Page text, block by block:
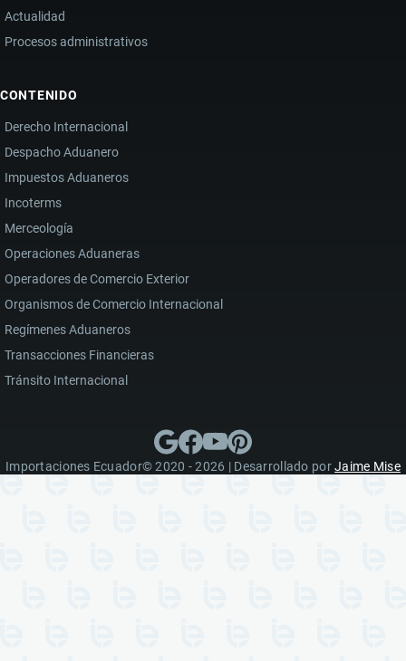
Actualidad
Procesos administrativos
CONTENIDO
Derecho Internacional
Despacho Aduanero
Impuestos Aduaneros
Incoterms
Merceología
Operaciones Aduaneras
Operadores de Comercio Exterior
Organismos de Comercio Internacional
Regímenes Aduaneros
Transacciones Financieras
Tránsito Internacional
Importaciones Ecuador© 2020 - 2026 | Desarrollado porJaime Mise